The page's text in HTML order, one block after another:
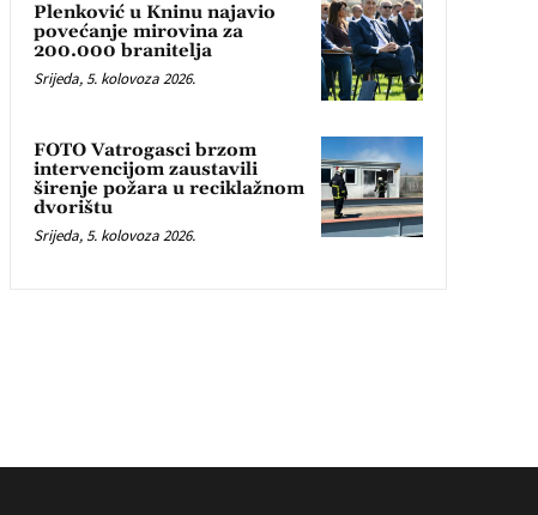
Plenković u Kninu najavio
povećanje mirovina za
200.000 branitelja
Srijeda, 5. kolovoza 2026.
FOTO Vatrogasci brzom
intervencijom zaustavili
širenje požara u reciklažnom
dvorištu
Srijeda, 5. kolovoza 2026.